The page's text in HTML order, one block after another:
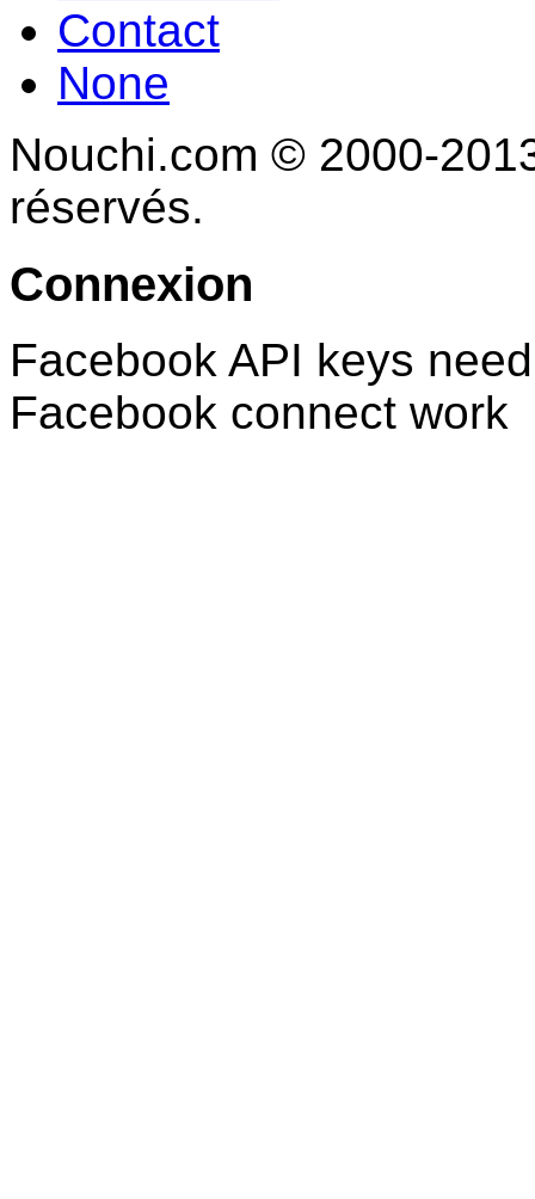
Contact
None
Nouchi.com © 2000-
réservés.
Connexion
Facebook API keys
Facebook connect work